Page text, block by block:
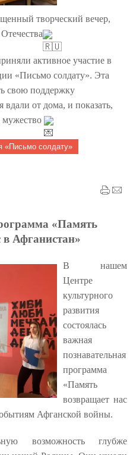
творческий вечер,
активное участие в
«Письмо солдату». Эта
свою поддержку
от дома, и показать,
мужество
«Письмо солдату»
«Память
в Афганистан»
В нашем
Центре
культурного
развития
состоялась
важная
познавательная
программа
«Память
возвращает нас
Афганской войны.
возможность глубже